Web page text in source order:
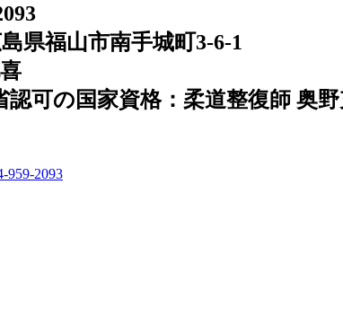
県福山市南手城町3-6-1
可の国家資格：柔道整復師 奥